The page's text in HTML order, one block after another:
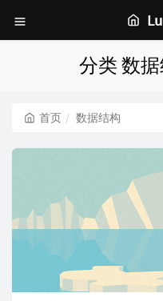
分类 数
首页 数据结构